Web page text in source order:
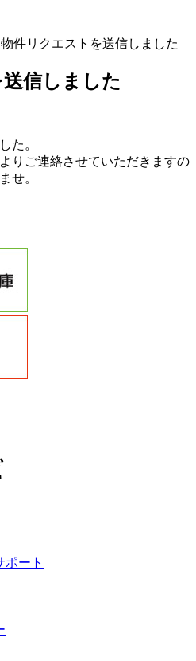
物件リクエストを送信しました
信しました
た。
りご連絡させていただきますの
せ。
ポート